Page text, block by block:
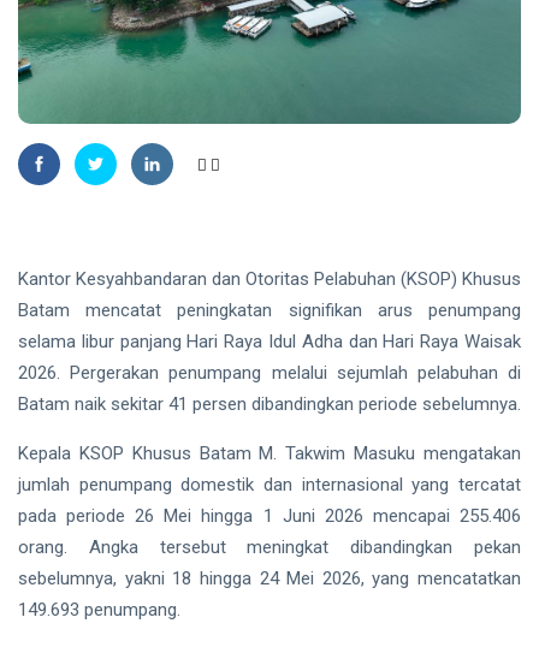
Pasang
Kandang
Jebak
DPO
Kasus
Sabu
Bathin
Solapan
PENDIDIKAN
Harapan I
Nasional
Kategori
Disabilitas
2026
HUKRIM
Mantan
Suami
Diduga
Perempuan
hingga
Pekanbaru
2026
Siak Sri Indrapura
Prabowo Subianto
Kantor Kesyahbandaran dan Otoritas Pelabuhan (KSOP) Khusus
Batam mencatat peningkatan signifikan arus penumpang
selama libur panjang Hari Raya Idul Adha dan Hari Raya Waisak
2026. Pergerakan penumpang melalui sejumlah pelabuhan di
Batam naik sekitar 41 persen dibandingkan periode sebelumnya.
Kepala KSOP Khusus Batam M. Takwim Masuku mengatakan
jumlah penumpang domestik dan internasional yang tercatat
pada periode 26 Mei hingga 1 Juni 2026 mencapai 255.406
orang. Angka tersebut meningkat dibandingkan pekan
sebelumnya, yakni 18 hingga 24 Mei 2026, yang mencatatkan
149.693 penumpang.